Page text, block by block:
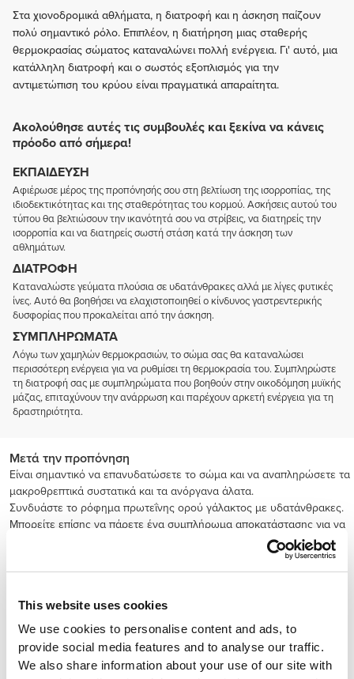
This website uses cookies
We use cookies to personalise content and ads, to
provide social media features and to analyse our traffic.
We also share information about your use of our site with
Στα χιονοδρομικά αθλήματα, η διατροφή και η άσκηση παίζουν
πολύ σημαντικό ρόλο. Επιπλέον, η διατήρηση μιας σταθερής
θερμοκρασίας σώματος καταναλώνει πολλή ενέργεια. Γι' αυτό, μια
κατάλληλη διατροφή και ο σωστός εξοπλισμός για την
αντιμετώπιση του κρύου είναι πραγματικά απαραίτητα.
Ακολούθησε αυτές τις συμβουλές και ξεκίνα να κάνεις
πρόοδο από σήμερα!
ΕΚΠΑΊΔΕΥΣΗ
Αφιέρωσε μέρος της προπόνησής σου στη βελτίωση της ισορροπίας, της
ιδιοδεκτικότητας και της σταθερότητας του κορμού. Ασκήσεις αυτού του
τύπου θα βελτιώσουν την ικανότητά σου να στρίβεις, να διατηρείς την
ισορροπία και να διατηρείς σωστή στάση κατά την άσκηση των
αθλημάτων.
ΔΙΑΤΡΟΦΉ
Καταναλώστε γεύματα πλούσια σε υδατάνθρακες αλλά με λίγες φυτικές
ίνες. Αυτό θα βοηθήσει να ελαχιστοποιηθεί ο κίνδυνος γαστρεντερικής
δυσφορίας που προκαλείται από την άσκηση.
ΣΥΜΠΛΗΡΏΜΑΤΑ
Λόγω των χαμηλών θερμοκρασιών, το σώμα σας θα καταναλώσει
περισσότερη ενέργεια για να ρυθμίσει τη θερμοκρασία του. Συμπληρώστε
τη διατροφή σας με συμπληρώματα που βοηθούν στην οικοδόμηση μυϊκής
μάζας, επιταχύνουν την ανάρρωση και παρέχουν αρκετή ενέργεια για τη
δραστηριότητα.
Μετά την προπόνηση
Είναι σημαντικό να επανυδατώσετε το σώμα και να αναπληρώσετε τα
μακροθρεπτικά συστατικά και τα ανόργανα άλατα.
Συνδυάστε το ρόφημα πρωτεΐνης ορού γάλακτος με υδατάνθρακες.
Μπορείτε επίσης να πάρετε ένα συμπλήρωμα αποκατάστασης για να